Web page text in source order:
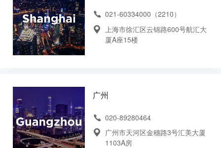
021-60334000（2210）
上海市徐汇区云锦路600号航汇大
厦A座15楼
广州
020-89280464
广州市天河区金穗路3号汇美大厦
1103A房